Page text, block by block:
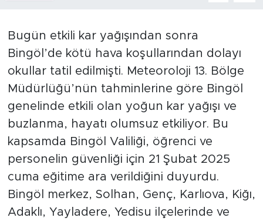
Bugün etkili kar yağışından sonra
Bingöl’de kötü hava koşullarından dolayı
okullar tatil edilmişti. Meteoroloji 13. Bölge
Müdürlüğü’nün tahminlerine göre Bingöl
genelinde etkili olan yoğun kar yağışı ve
buzlanma, hayatı olumsuz etkiliyor. Bu
kapsamda Bingöl Valiliği, öğrenci ve
personelin güvenliği için 21 Şubat 2025
cuma eğitime ara verildiğini duyurdu.
Bingöl merkez, Solhan, Genç, Karlıova, Kiğı,
Adaklı, Yayladere, Yedisu ilçelerinde ve